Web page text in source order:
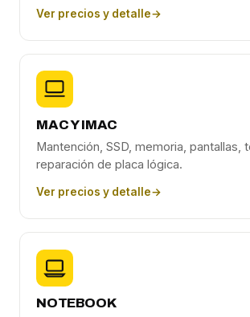
Ver precios y detalle→
MAC Y IMAC
Mantención, SSD, memoria, pantallas,
reparación de placa lógica.
Ver precios y detalle→
NOTEBOOK